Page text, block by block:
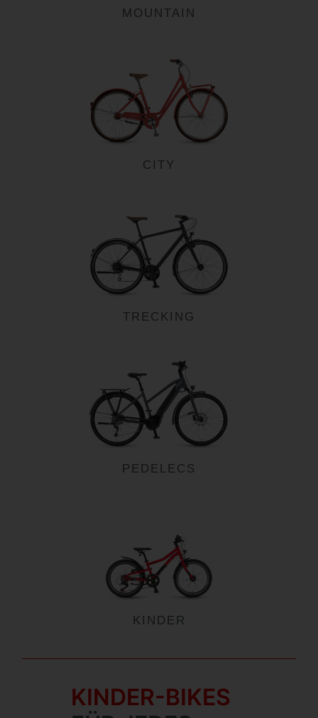
MOUNTAIN
CITY
TRECKING
PEDELECS
KINDER
KINDER-BIKES